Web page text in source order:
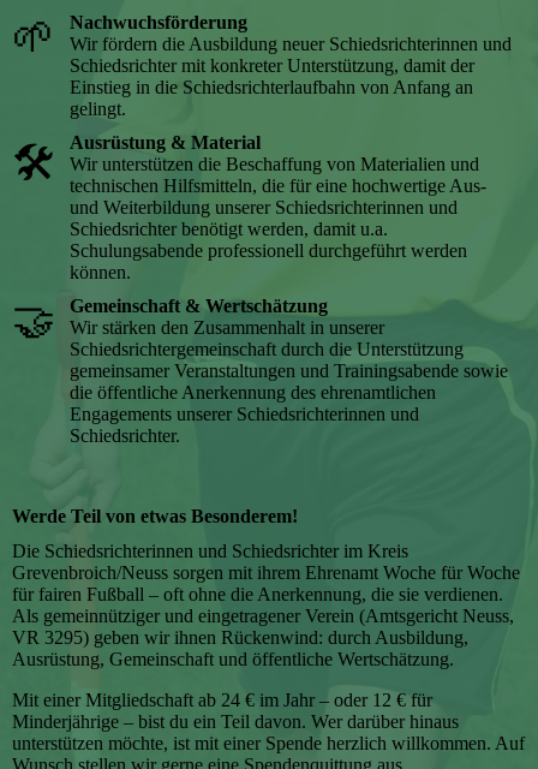
🌱
Nachwuchsförderung
Wir fördern die Ausbildung neuer Schiedsrichterinnen und
Schiedsrichter mit konkreter Unterstützung, damit der
Einstieg in die Schiedsrichterlaufbahn von Anfang an
gelingt.
🛠️
Ausrüstung & Material
Wir unterstützen die Beschaffung von Materialien und
technischen Hilfsmitteln, die für eine hochwertige Aus-
und Weiterbildung unserer Schiedsrichterinnen und
Schiedsrichter benötigt werden, damit u.a.
Schulungsabende professionell durchgeführt werden
können.
🤝
Gemeinschaft & Wertschätzung
Wir stärken den Zusammenhalt in unserer
Schiedsrichtergemeinschaft durch die Unterstützung
gemeinsamer Veranstaltungen und Trainingsabende sowie
die öffentliche Anerkennung des ehrenamtlichen
Engagements unserer Schiedsrichterinnen und
Schiedsrichter.
Werde Teil von etwas Besonderem!
Die Schiedsrichterinnen und Schiedsrichter im Kreis
Grevenbroich/Neuss sorgen mit ihrem Ehrenamt Woche für Woche
für fairen Fußball – oft ohne die Anerkennung, die sie verdienen.
Als gemeinnütziger und eingetragener Verein (Amtsgericht Neuss,
VR 3295) geben wir ihnen Rückenwind: durch Ausbildung,
Ausrüstung, Gemeinschaft und öffentliche Wertschätzung.
Mit einer Mitgliedschaft ab 24 € im Jahr – oder 12 € für
Minderjährige – bist du ein Teil davon. Wer darüber hinaus
unterstützen möchte, ist mit einer Spende herzlich willkommen. Auf
Wunsch stellen wir gerne eine Spendenquittung aus.